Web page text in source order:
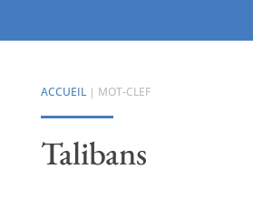
ACCUEIL| MOT-CLEF
Talibans